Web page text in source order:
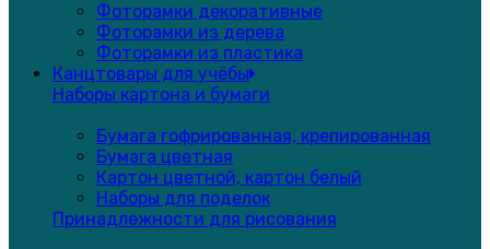
Фоторамки декоративные
Фоторамки из дерева
Фоторамки из пластика
Канцтовары для учёбы
Наборы картона и бумаги
Бумага гофрированная, крепированная
Бумага цветная
Картон цветной, картон белый
Наборы для поделок
Принадлежности для рисования